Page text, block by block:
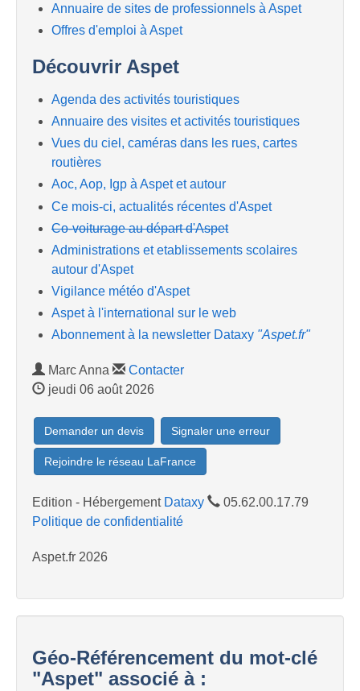
Annuaire de sites de professionnels à Aspet
Offres d'emploi à Aspet
Découvrir Aspet
Agenda des activités touristiques
Annuaire des visites et activités touristiques
Vues du ciel, caméras dans les rues, cartes
routières
Aoc, Aop, Igp à Aspet et autour
Ce mois-ci, actualités récentes d'Aspet
Co-voiturage au départ d'Aspet
Administrations et etablissements scolaires
autour d'Aspet
Vigilance météo d'Aspet
Aspet à l'international sur le web
Abonnement à la newsletter Dataxy "Aspet.fr"
Marc Anna
Contacter
jeudi 06 août 2026
Demander un devis Signaler une erreur
Rejoindre le réseau LaFrance
Edition - Hébergement Dataxy
05.62.00.17.79
Politique de confidentialité
Aspet.fr 2026
Géo-Référencement du mot-clé
"Aspet" associé à :